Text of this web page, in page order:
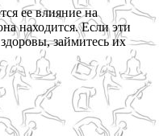
ее влияние на
находится. Если эти
займитесь их